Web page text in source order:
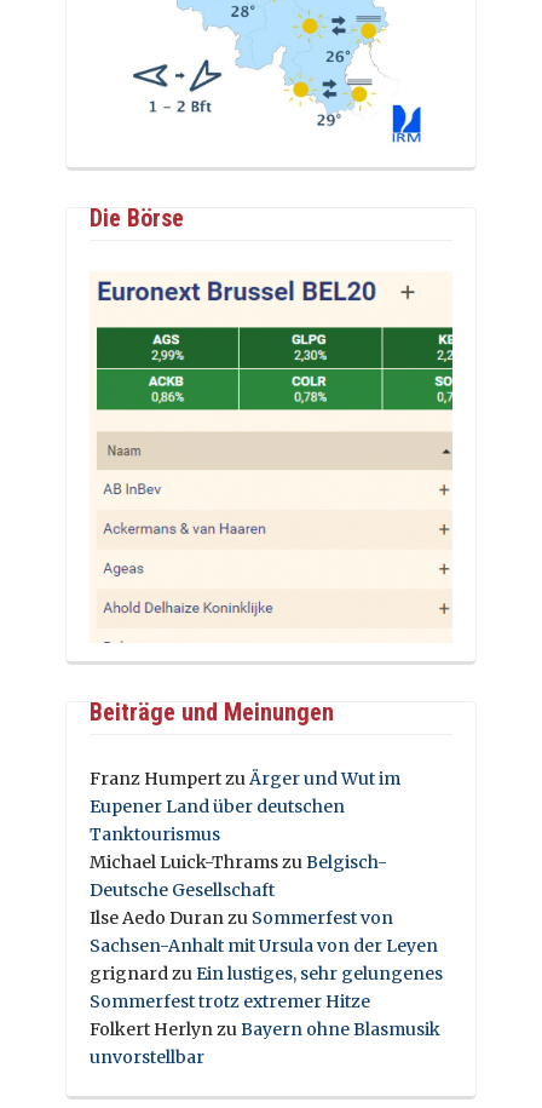
Die Börse
Beiträge und Meinungen
Franz HumpertzuÄrger und Wut im
Eupener Land über deutschen
Tanktourismus
Michael Luick-ThramszuBelgisch-
Deutsche Gesellschaft
Ilse Aedo Duranzu Sommerfest von
Sachsen-Anhalt mit Ursula von der Leyen
grignardzuEin lustiges, sehr gelungenes
Sommerfest trotz extremer Hitze
Folkert HerlynzuBayern ohne Blasmusik
unvorstellbar